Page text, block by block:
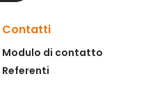
Contatti
Modulo di contatto
Referenti